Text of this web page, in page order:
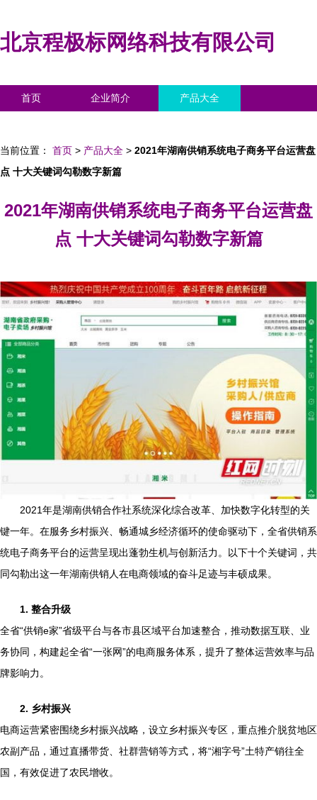
北京程极标网络科技有限公司
首页 企业简介 产品大全
当前位置： 首页 > 产品大全 > 2021年湖南供销系统电子商务平台运营盘
点 十大关键词勾勒数字新篇
2021年湖南供销系统电子商务平台运营盘
点 十大关键词勾勒数字新篇
2021年是湖南供销合作社系统深化综合改革、加快数字化转型的关
键一年。在服务乡村振兴、畅通城乡经济循环的使命驱动下，全省供销系
统电子商务平台的运营呈现出蓬勃生机与创新活力。以下十个关键词，共
同勾勒出这一年湖南供销人在电商领域的奋斗足迹与丰硕成果。
1. 整合升级
全省“供销e家”省级平台与各市县区域平台加速整合，推动数据互联、业
务协同，构建起全省“一张网”的电商服务体系，提升了整体运营效率与品
牌影响力。
2. 乡村振兴
电商运营紧密围绕乡村振兴战略，设立乡村振兴专区，重点推介脱贫地区
农副产品，通过直播带货、社群营销等方式，将“湘字号”土特产销往全
国，有效促进了农民增收。